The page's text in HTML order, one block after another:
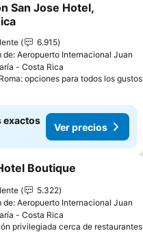
a favoritos
San Jose Hotel,
6.915
de: Aeropuerto Internacional Juan
- Costa Rica
opciones para todos los gustos
exactos
Ver precios
a favoritos
Boutique
5.322
de: Aeropuerto Internacional Juan
- Costa Rica
privilegiada cerca de restaurantes